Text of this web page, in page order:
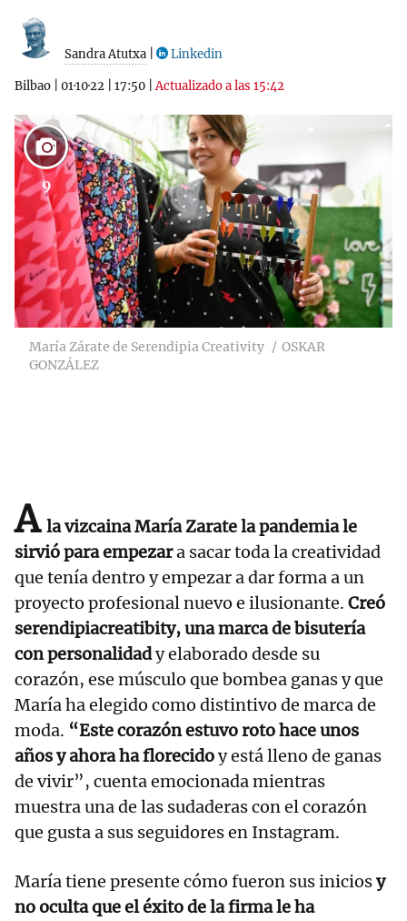
Sandra Atutxa Linkedin
Bilbao 01·10·22 17:50 |Actualizado a las 15:42
9
María Zárate de Serendipia Creativity
OSKAR
GONZÁLEZ
A la vizcaina María Zarate la pandemia le
sirvió para empezara sacar toda la creatividad
que tenía dentro y empezar a dar forma a un
proyecto profesional nuevo e ilusionante. Creó
serendipiacreatibity, una marca de bisutería
con personalidady elaborado desde su
corazón, ese músculo que bombea ganas y que
María ha elegido como distintivo de marca de
moda. “Este corazón estuvo roto hace unos
años y ahora ha florecidoy está lleno de ganas
de vivir”, cuenta emocionada mientras
muestra una de las sudaderas con el corazón
que gusta a sus seguidores en Instagram.
María tiene presente cómo fueron sus iniciosy
no oculta que el éxito de la firma le ha